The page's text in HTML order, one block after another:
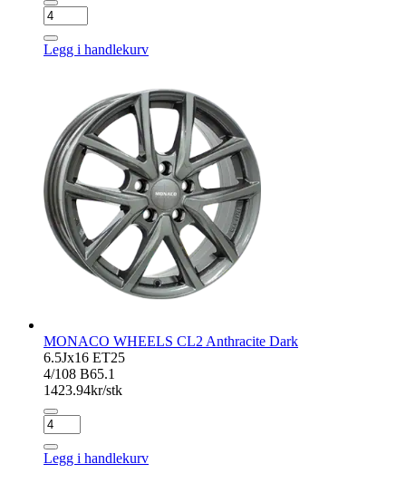
MONACO
WHEELS
CL2
Gloss
Legg i handlekurv
MONACO WHEELS CL2 Anthracite Dark
6.5Jx16 ET25
4/108 B65.1
1423.94kr/stk
MONACO
WHEELS
CL2
Anthracite
Legg i handlekurv